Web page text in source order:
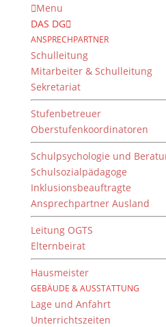
Menu
DAS DG
ANSPRECHPARTNER
Schulleitung
Mitarbeiter & Schulleitung
Sekretariat
Stufenbetreuer
Oberstufenkoordinatoren
Schulpsychologie und
Schulsozialpädagoge
Inklusionsbeauftragte
Ansprechpartner Ausland
Leitung OGTS
Elternbeirat
Hausmeister
GEBÄUDE & AUSSTATTUNG
Lage und Anfahrt
Unterrichtszeiten